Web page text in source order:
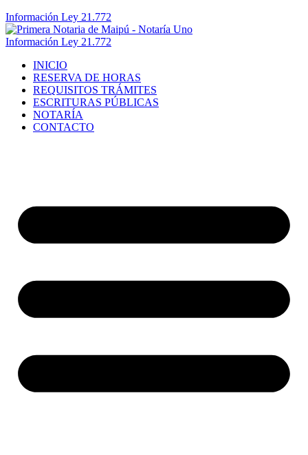
Información Ley 21.772
Información Ley 21.772
INICIO
RESERVA DE HORAS
REQUISITOS TRÁMITES
ESCRITURAS PÚBLICAS
NOTARÍA
CONTACTO